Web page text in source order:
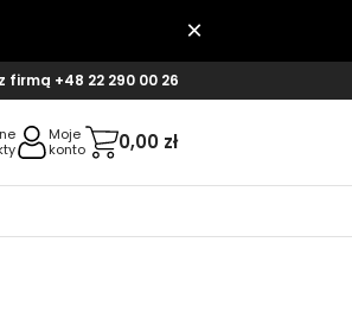
firmą +48 22 290 00 26
Moje
konto
0,00 zł